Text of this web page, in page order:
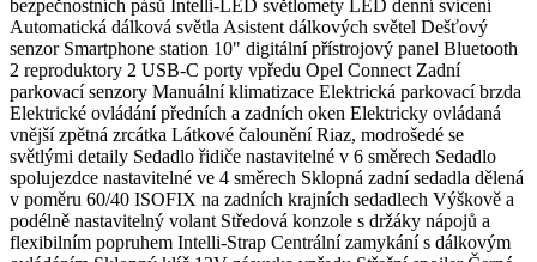
bezpečnostních pásů Intelli-LED světlomety LED denní svícení
Automatická dálková světla Asistent dálkových světel Dešťový
senzor Smartphone station 10" digitální přístrojový panel Bluetooth
2 reproduktory 2 USB-C porty vpředu Opel Connect Zadní
parkovací senzory Manuální klimatizace Elektrická parkovací brzda
Elektrické ovládání předních a zadních oken Elektricky ovládaná
vnější zpětná zrcátka Látkové čalounění Riaz, modrošedé se
světlými detaily Sedadlo řidiče nastavitelné v 6 směrech Sedadlo
spolujezdce nastavitelné ve 4 směrech Sklopná zadní sedadla dělená
v poměru 60/40 ISOFIX na zadních krajních sedadlech Výškově a
podélně nastavitelný volant Středová konzole s držáky nápojů a
flexibilním popruhem Intelli-Strap Centrální zamykání s dálkovým